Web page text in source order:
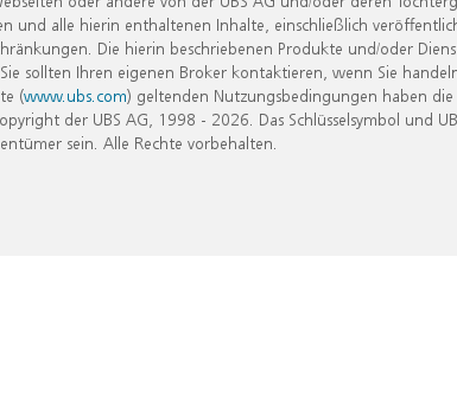
und alle hierin enthaltenen Inhalte, einschließlich
Die hierin beschriebenen Produkte und/oder
sollten Ihren eigenen Broker kontaktieren, wenn Sie
(www.ubs.com) geltenden Nutzungsbedingungen haben
der UBS AG, 1998 - 2026. Das Schlüsselsymbol und
sein. Alle Rechte vorbehalten.